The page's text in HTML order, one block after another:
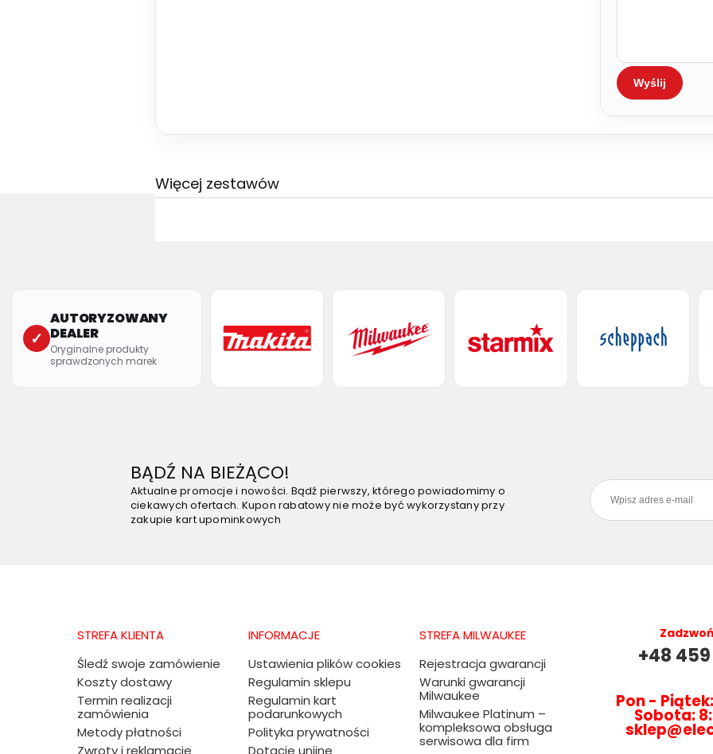
Wyślij
Więcej zestawów
✓
AUTORYZOWANY
DEALER
Oryginalne produkty
sprawdzonych marek
BĄDŹ NA BIEŻĄCO!
Aktualne promocje i nowości. Bądź pierwszy, którego powiadomimy o
ciekawych ofertach. Kupon rabatowy nie może być wykorzystany przy
zakupie kart upominkowych
STREFA KLIENTA
Śledź swoje zamówienie
Koszty dostawy
Termin realizacji
zamówienia
Metody płatności
Zwroty i reklamacje
INFORMACJE
Ustawienia plików cookies
Regulamin sklepu
Regulamin kart
podarunkowych
Polityka prywatności
Dotacje unijne
STREFA MILWAUKEE
Rejestracja gwarancji
Warunki gwarancji
Milwaukee
Milwaukee Platinum –
kompleksowa obsługa
serwisowa dla firm
+48
Pon -
Sobota: